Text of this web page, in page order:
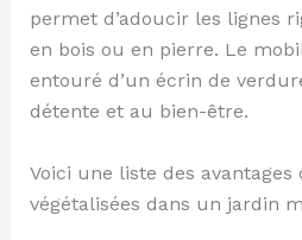
permet d’adoucir les lignes
en bois ou en pierre. Le
entouré d’un écrin de
détente et au bien-être.
Voici une liste des avantages
végétalisées dans un jardin